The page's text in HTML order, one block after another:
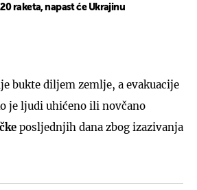
raketa, napast će Ukrajinu
bukte diljem zemlje, a evakuacije
je ljudi uhićeno ili novčano
posljednjih dana zbog izazivanja